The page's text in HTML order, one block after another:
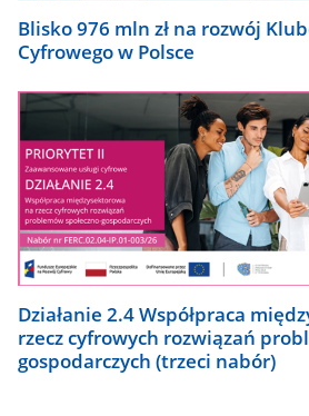
Blisko 976 mln zł na rozwój
Cyfrowego w Polsce
Działanie 2.4 Współpraca
rzecz cyfrowych rozwiązań
gospodarczych (trzeci nabór)